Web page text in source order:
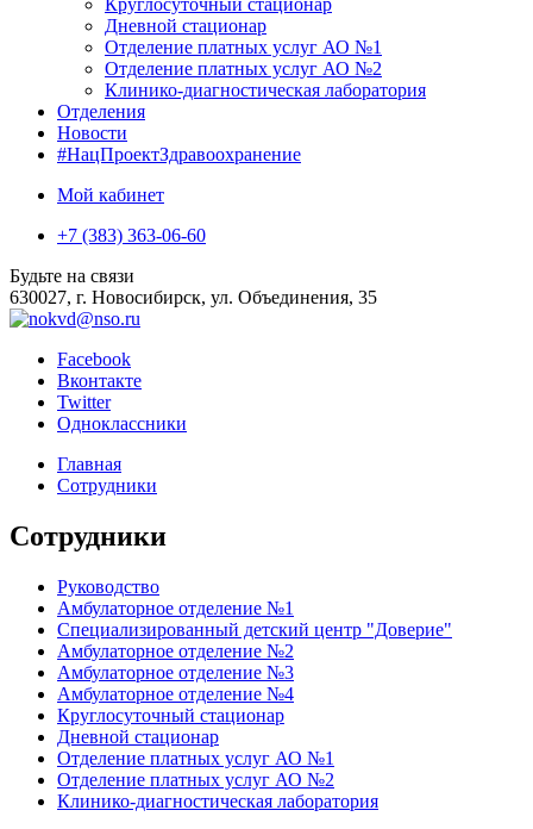
Круглосуточный стационар
Дневной стационар
Отделение платных услуг АО №1
Отделение платных услуг АО №2
Клинико-диагностическая лаборатория
Отделения
Новости
#НацПроектЗдравоохранение
Мой кабинет
+7 (383) 363-06-60
Будьте на связи
630027, г. Новосибирск, ул. Объединения, 35
Facebook
Вконтакте
Twitter
Одноклассники
Главная
Сотрудники
Сотрудники
Руководство
Амбулаторное отделение №1
Специализированный детский центр "Доверие"
Амбулаторное отделение №2
Амбулаторное отделение №3
Амбулаторное отделение №4
Круглосуточный стационар
Дневной стационар
Отделение платных услуг АО №1
Отделение платных услуг АО №2
Клинико-диагностическая лаборатория